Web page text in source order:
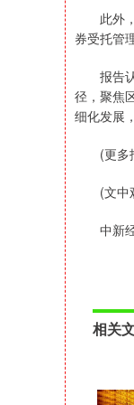
此外，
券受托管
报告认
径，聚焦
细化发展
(更多报
(文中观
中新经
相关